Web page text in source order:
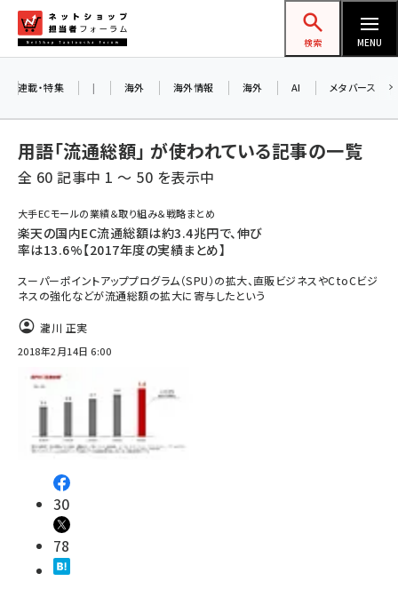
ン
ネットショップ担当者フォーラム
検索 MENU
yahoo (1910)
ecbeing (1213)
アスクル (1126)
ビィ・フォアード (786)
revico (746)
連載・特集 | 海外 海外情報 海外 AI メタバース
用語「流通総額」 が使われている記事の一覧
全 60 記事中 1 ～ 50 を表示中
大手ECモールの業績＆取り組み＆戦略まとめ
楽天の国内EC流通総額は約3.4兆円で、伸び
率は13.6%【2017年度の実績まとめ】
スーパーポイントアッププログラム（SPU）の拡大、直販ビジネスやCtoCビジ
ネスの強化などが流通総額の拡大に寄与したという
瀧川 正実
2018年2月14日 6:00
30
78
AIが買い物を代行する時代に打つべき「次の
一手」とは？ アルペン、オイシックス、元UA責
任者が登壇のリアルECセミナー（8/26＠東
京）【交流会も実施】
8/26（水）、東京・四谷で開催。登壇者・聴講
者と交流できる交流会も実施します。すべて
の講演を無料で聴講できます！